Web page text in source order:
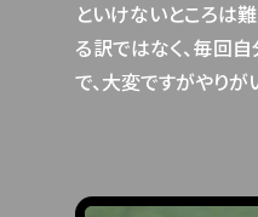
といけないところは
る訳ではなく、毎回
で、大変ですがやりが